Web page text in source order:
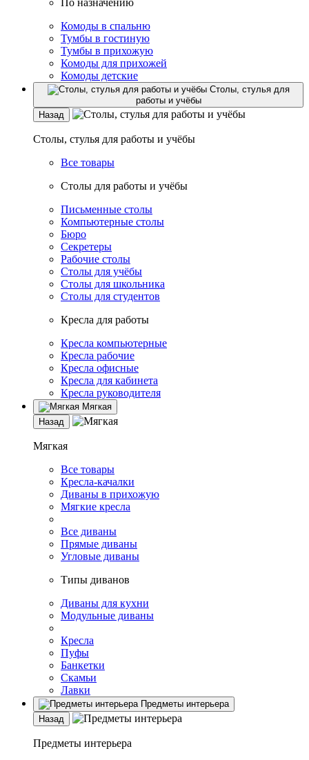
По назначению
Комоды в спальню
Тумбы в гостиную
Тумбы в прихожую
Комоды для прихожей
Комоды детские
Столы, стулья для
работы и учёбы
Назад
Столы, стулья для работы и учёбы
Все товары
Столы для работы и учёбы
Письменные столы
Компьютерные столы
Бюро
Секретеры
Рабочие столы
Столы для учёбы
Столы для школьника
Столы для студентов
Кресла для работы
Кресла компьютерные
Кресла рабочие
Кресла офисные
Кресла для кабинета
Кресла руководителя
Мягкая
Назад
Мягкая
Все товары
Кресла-качалки
Диваны в прихожую
Мягкие кресла
Все диваны
Прямые диваны
Угловые диваны
Типы диванов
Диваны для кухни
Модульные диваны
Кресла
Пуфы
Банкетки
Скамьи
Лавки
Предметы интерьера
Назад
Предметы интерьера